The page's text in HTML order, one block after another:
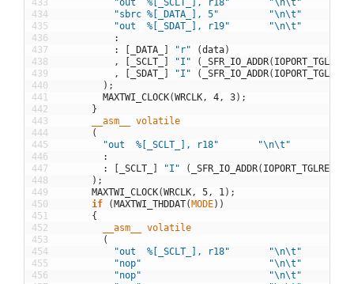
433
434
435
436
437
438
439
440
441
442
443
444
445
446
447
448
449
450
451
452
453
454
455
456
"out  %[_SCLT_], r18"
"\n\t"
"sbrc %[_DATA_], 5"
"\n\t"
"out  %[_SDAT_], r19"
"\n\t"
:
:
_DATA_ "r" (data)
,
_SCLT_ "I" ( _SFR_IO_ADDR( IOPORT_TGLREG
,
_SDAT_ "I" ( _SFR_IO_ADDR( IOPORT_TGLREG
) ;
MAXTWI_CLOCK(WRCLK, 4, 3) ;
}
__asm__
volatile
(
"out  %[_SCLT_], r18"
"\n\t"
:
:
_SCLT_ "I" ( _SFR_IO_ADDR( IOPORT_TGLREG
) ;
MAXTWI_CLOCK(WRCLK, 5, 1) ;
if
( MAXTWI_THDDAT( MODE) )
{
__asm__
volatile
(
"out  %[_SCLT_], r18"
"\n\t"
"nop"
"\n\t"
"nop"
"\n\t"